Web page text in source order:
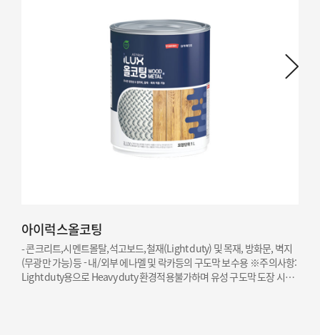
아이럭스올코팅
- 콘크리트,시멘트몰탈,석고보드,철재(Light duty) 및 목재, 방화문, 벽지
(무광만 가능)등 - 내/외부 에나멜 및 락카등의 구도막 보수용 ※주의사항:
Light duty용으로 Heavy duty 환경적용불가하며 유성 구도막 도장 시